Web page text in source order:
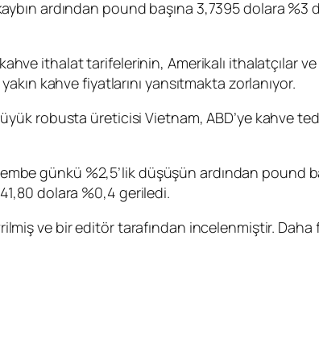
ardından pound başına 3,7395 dolara
ithalat tarifelerinin, Amerikalı ithalatçılar
kahve fiyatlarını yansıtmakta zorlanıyor.
robusta üreticisi Vietnam, ABD’ye kahve
günkü %2,5’lik düşüşün ardından pound
dolara %0,4 geriledi.
ve bir editör tarafından incelenmiştir.